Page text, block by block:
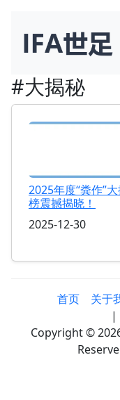
#大揭秘
2025年度“粪作”
榜震撼揭晓！
2025-12-30
首页 关于
|
Copyright ©